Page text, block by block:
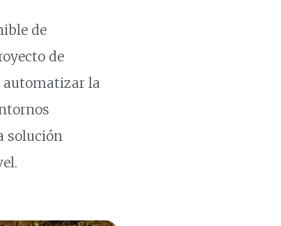
de
de
automatizar la
solución